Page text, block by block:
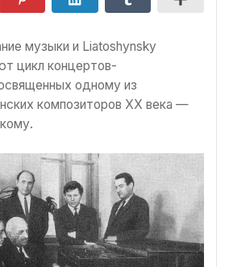
музыки и Liatoshynsky
цикл концертов-
одному из
композиторов ХХ века —